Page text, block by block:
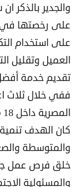
والجدير بالذكر
على استخدام
العميل وتقليل
تقديم خدمة
ففي خلال ثلاث
كان الهدف
والمتوسطة
خلق فرص عمل
والمسئولية